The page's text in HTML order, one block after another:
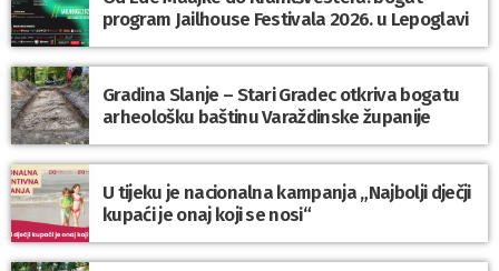
program Jailhouse Festivala 2026. u Lepoglavi
Gradina Slanje – Stari Gradec otkriva bogatu
arheološku baštinu Varaždinske županije
U tijeku je nacionalna kampanja „Najbolji dječji
kupaći je onaj koji se nosi“